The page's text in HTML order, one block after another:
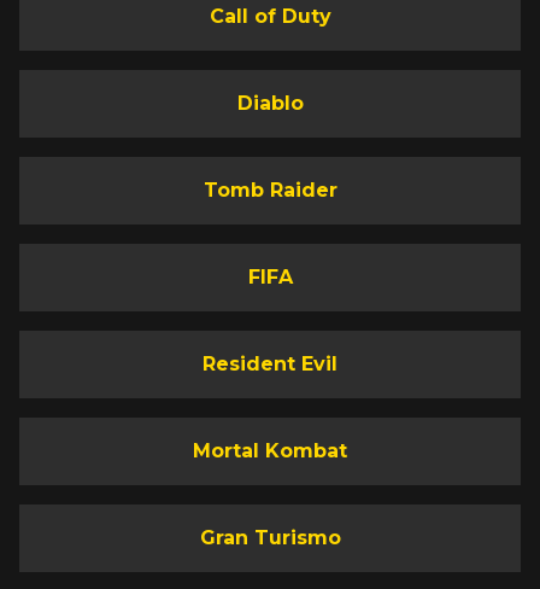
Call of Duty
Diablo
Tomb Raider
FIFA
Resident Evil
Mortal Kombat
Gran Turismo